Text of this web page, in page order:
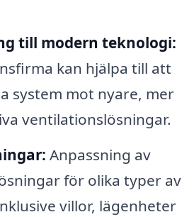
till modern teknologi:
kan hjälpa till att
system mot nyare, mer
ventilationslösningar.
Anpassning av
för olika typer av
villor, lägenheter